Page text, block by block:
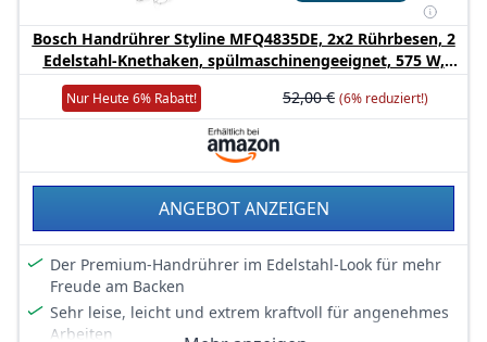
Bosch Handrührer Styline MFQ4835DE, 2x2 Rührbesen, 2
Edelstahl-Knethaken, spülmaschinengeeignet, 575 W,
weiß
Nur Heute 6% Rabatt! 52,00 € (6% reduziert!)
ANGEBOT ANZEIGEN
Der Premium-Handrührer im Edelstahl-Look für mehr
Freude am Backen
Sehr leise, leicht und extrem kraftvoll für angenehmes
Arbeiten